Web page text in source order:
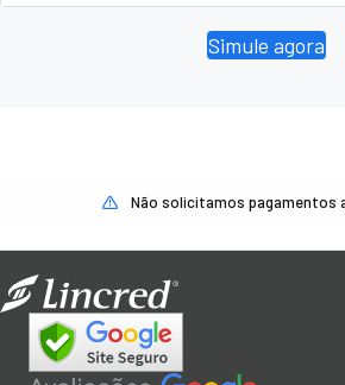
Simule agora
Não solicitamos pagamentos